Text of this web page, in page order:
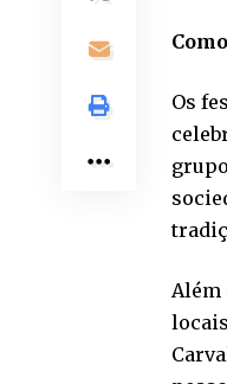
Os
Além